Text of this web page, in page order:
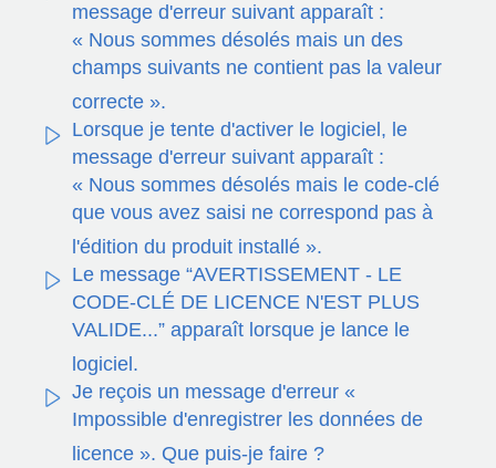
message d'erreur suivant apparaît :
« Nous sommes désolés mais un des
champs suivants ne contient pas la valeur
correcte ».
Lorsque je tente d'activer le logiciel, le
message d'erreur suivant apparaît :
« Nous sommes désolés mais le code-clé
que vous avez saisi ne correspond pas à
l'édition du produit installé ».
Le message “AVERTISSEMENT - LE
CODE-CLÉ DE LICENCE N'EST PLUS
VALIDE...” apparaît lorsque je lance le
logiciel.
Je reçois un message d'erreur «
Impossible d'enregistrer les données de
licence ». Que puis-je faire ?